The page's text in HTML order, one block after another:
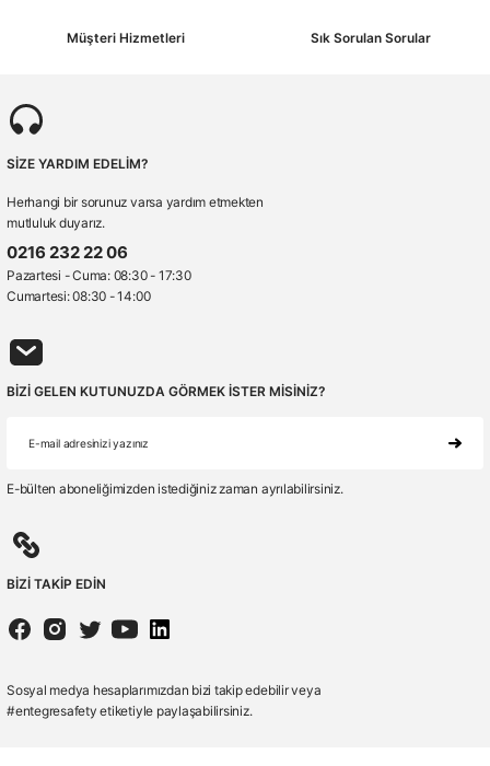
Müşteri Hizmetleri Sık Sorulan Sorular
SİZE YARDIM EDELİM?
Herhangi bir sorunuz varsa yardım etmekten
mutluluk duyarız.
0216 232 22 06
Pazartesi - Cuma: 08:30 - 17:30
Cumartesi: 08:30 - 14:00
BİZİ GELEN KUTUNUZDA GÖRMEK İSTER MİSİNİZ?
E-bülten aboneliğimizden istediğiniz zaman ayrılabilirsiniz.
BİZİ TAKİP EDİN
Sosyal medya hesaplarımızdan bizi takip edebilir veya
#entegresafety etiketiyle paylaşabilirsiniz.